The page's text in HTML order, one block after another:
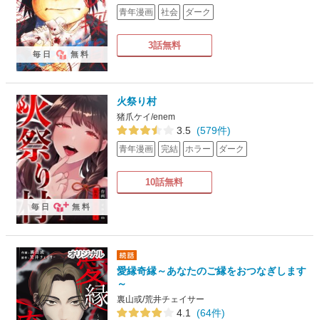
青年漫画 社会 ダーク
3話無料
毎日 無料
火祭り村
猪爪ケイ/enem
3.5 (579件)
青年漫画 完結 ホラー ダーク
10話無料
毎日 無料
愛縁奇縁～あなたのご縁をおつなぎします
～
裏山或/荒井チェイサー
4.1 (64件)